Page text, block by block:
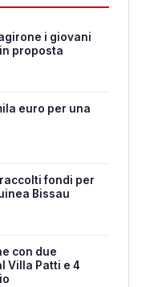
i giovani
proposta
euro per una
fondi per
Bissau
con due
Villa Patti e 4